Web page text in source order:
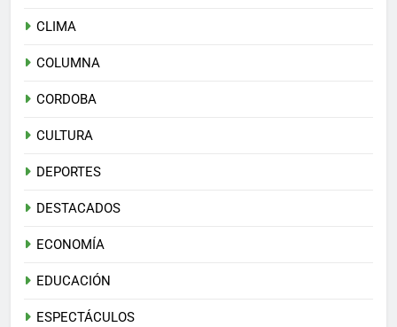
CLIMA
COLUMNA
CORDOBA
CULTURA
DEPORTES
DESTACADOS
ECONOMÍA
EDUCACIÓN
ESPECTÁCULOS